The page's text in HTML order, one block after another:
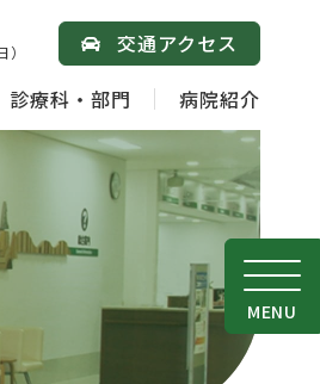
交通アクセス
診療科・部門 病院紹介
MENU